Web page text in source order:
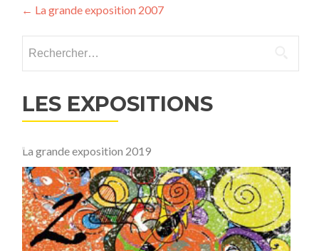
Navigation
des
articles
← La grande exposition 2007
LES EXPOSITIONS
La grande exposition 2019